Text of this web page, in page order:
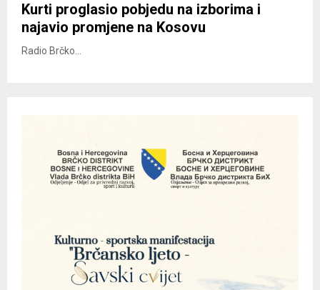
Kurti proglasio pobjedu na izborima i
najavio promjene na Kosovu
Radio Brčko...